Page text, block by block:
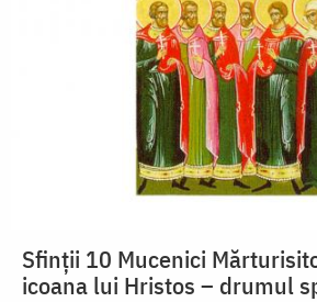
Sfinții 10 Mucenici
icoana lui Hristos – drumul